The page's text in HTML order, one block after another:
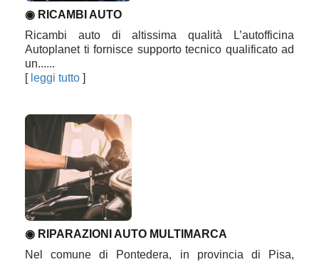
◉ RICAMBI AUTO
Ricambi auto di altissima qualità L’autofficina
Autoplanet ti fornisce supporto tecnico qualificato ad
un......
[ leggi tutto ]
◉ RIPARAZIONI AUTO MULTIMARCA
Nel comune di Pontedera, in provincia di Pisa,